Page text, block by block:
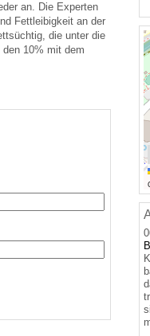
an. Die Experten
Fettleibigkeit an der
die unter die
10% mit dem